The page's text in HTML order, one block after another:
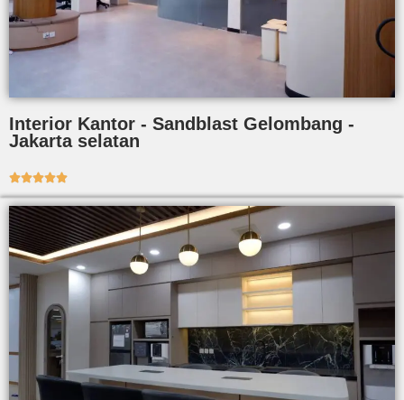
Interior Kantor - Sandblast Gelombang -
Jakarta selatan
